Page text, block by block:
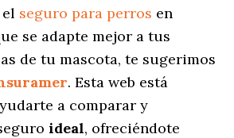
seguro para perros en
se adapte mejor a tus
de tu mascota, te sugerimos
. Esta web está
a comparar y
ideal, ofreciéndote